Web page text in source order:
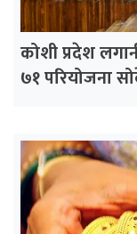
कोशी प्रदेश
७१ परियोजना